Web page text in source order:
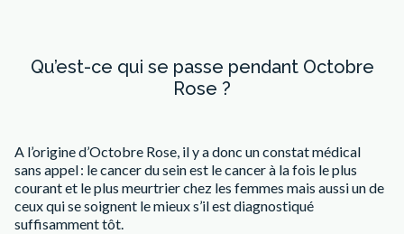
Qu’est-ce qui se passe pendant Octobre
Rose ?
A l’origine d’Octobre Rose, il y a donc un constat médical
sans appel : le cancer du sein est le cancer à la fois le plus
courant et le plus meurtrier chez les femmes mais aussi un de
ceux qui se soignent le mieux s’il est diagnostiqué
suffisamment tôt.